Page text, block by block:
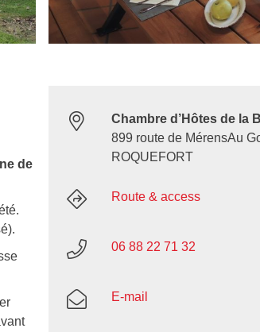
de
Chambre d’Hôtes de la
899 route de MérensAu
ROQUEFORT
Route & access
06 88 22 71 32
E-mail